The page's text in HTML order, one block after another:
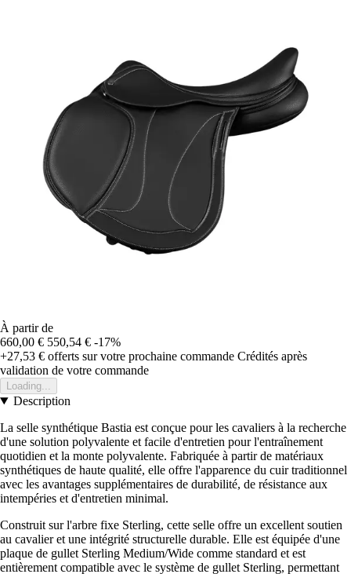
À partir de
660,00 € 550,54 € -17%
+27,53 € offerts sur votre prochaine commande Crédités après
validation de votre commande
Loading...
Description
La selle synthétique Bastia est conçue pour les cavaliers à la recherche
d'une solution polyvalente et facile d'entretien pour l'entraînement
quotidien et la monte polyvalente. Fabriquée à partir de matériaux
synthétiques de haute qualité, elle offre l'apparence du cuir traditionnel
avec les avantages supplémentaires de durabilité, de résistance aux
intempéries et d'entretien minimal.
Construit sur l'arbre fixe Sterling, cette selle offre un excellent soutien
au cavalier et une intégrité structurelle durable. Elle est équipée d'une
plaque de gullet Sterling Medium/Wide comme standard et est
entièrement compatible avec le système de gullet Sterling, permettant